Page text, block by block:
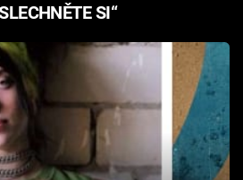
SI“